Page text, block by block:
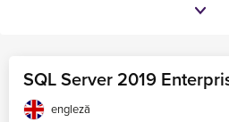
MS SharePoint Server
MS Project Server
și analiză standard, aplicații de
SQL Server 2019
engleză